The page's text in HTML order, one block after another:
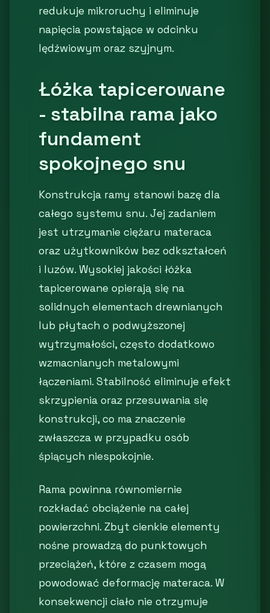
redukuje mikroruchy i eliminuje
napięcia powstające w odcinku
lędźwiowym oraz szyjnym.
Łóżka tapicerowane
- stabilna rama jako
fundament
spokojnego snu
Konstrukcja ramy stanowi bazę dla
całego systemu snu. Jej zadaniem
jest utrzymanie ciężaru materaca
oraz użytkowników bez odkształceń
i luzów. Wysokiej jakości łóżka
tapicerowane opierają się na
solidnych elementach drewnianych
lub płytach o podwyższonej
wytrzymałości, często dodatkowo
wzmacnianych metalowymi
łączeniami. Stabilność eliminuje efekt
skrzypienia oraz przesuwania się
konstrukcji, co ma znaczenie
zwłaszcza w przypadku osób
śpiących niespokojnie.
Rama powinna równomiernie
rozkładać obciążenie na całej
powierzchni. Zbyt cienkie elementy
nośne prowadzą do punktowych
przeciążeń, które z czasem mogą
powodować deformację materaca. W
konsekwencji ciało nie otrzymuje